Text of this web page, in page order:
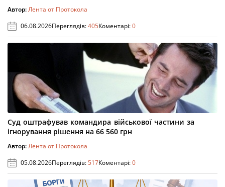
Автор:Лента от Протокола
06.08.2026Переглядів:405Коментарі:0
Суд оштрафував командира військової частини за
ігнорування рішення на 66 560 грн
Автор:Лента от Протокола
05.08.2026Переглядів:517Коментарі:0